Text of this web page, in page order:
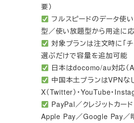
要）
フルスピードのデータ使
型／使い放題型から用途に
対象プランは注文時に「チ
選ぶだけで容量を追加可能
日本はdocomo/au対応（
中国本土プランはVPNな
X（Twitter）・YouTube・
PayPal／クレジットカー
Apple Pay／Google Pay／